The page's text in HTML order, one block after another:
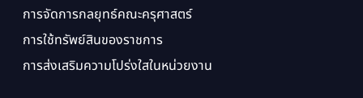
การจัดการกลยุทธ์คณะครุศาสตร์
การใช้ทรัพย์สินของราชการ
การส่งเสริมความโปร่งใสในหน่วยงาน